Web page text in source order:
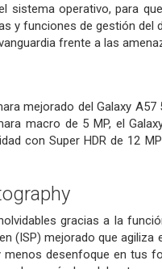
sistema operativo, para
y funciones de gestión del
frente a las
mejorado del Galaxy A57
macro de 5 MP, el
con Super HDR de 12
gracias a la
(ISP) mejorado que
desenfoque en tus